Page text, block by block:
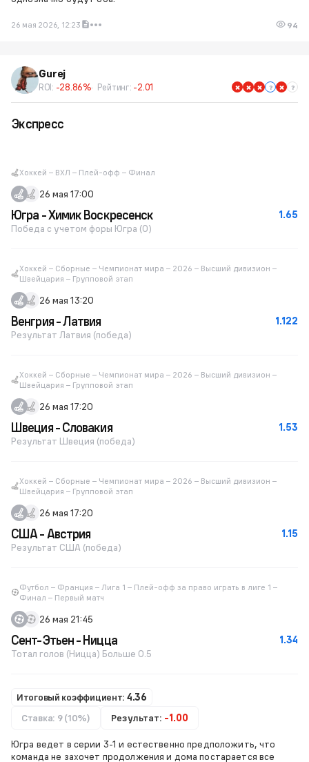
26 мая 2026, 12:23 94
Gurej
ROI: -28.86% Рейтинг: -2.01
Экспресс
Хоккей – ВХЛ – Плей-офф – Финал
26 мая 17:00
1.65
Югра - Химик Воскресенск
Победа с учетом форы Югра (0)
Хоккей – Сборные – Чемпионат мира – 2026 – Высший дивизион –
Швейцария – Групповой этап
26 мая 13:20
1.122
Венгрия - Латвия
Результат Латвия (победа)
Хоккей – Сборные – Чемпионат мира – 2026 – Высший дивизион –
Швейцария – Групповой этап
26 мая 17:20
1.53
Швеция - Словакия
Результат Швеция (победа)
Хоккей – Сборные – Чемпионат мира – 2026 – Высший дивизион –
Швейцария – Групповой этап
26 мая 17:20
1.15
США - Австрия
Результат США (победа)
Футбол – Франция – Лига 1 – Плей-офф за право играть в лиге 1 –
Финал – Первый матч
26 мая 21:45
1.34
Сент-Этьен - Ницца
Тотал голов (Ницца) Больше 0.5
Итоговый коэффициент: 4.36
Ставка: 9 (10%)
Результат: -1.00
Югра ведет в серии 3-1 и естественно предположить, что
команда не захочет продолжения и дома постарается все